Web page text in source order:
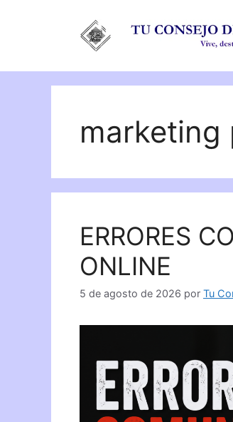
marketing
ERRORES
ONLINE
5 de agosto de 2026 por Tu